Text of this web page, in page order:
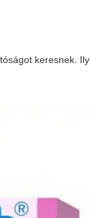
keresnek.